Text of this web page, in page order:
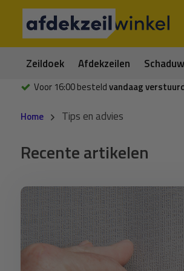
Zeildoek Afdekzeilen
Voor 16:00 besteldvandaag
Home Tips en advies
Recente artikelen